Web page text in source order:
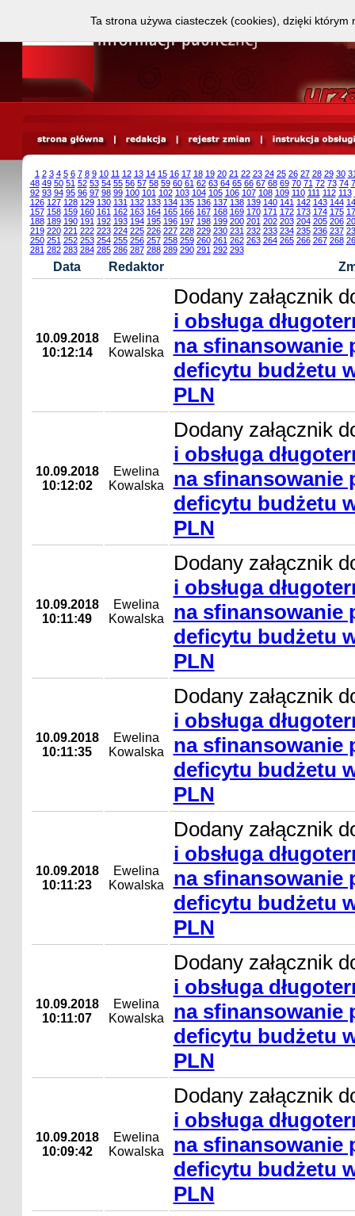
1 2 3 4 5 6 7 8 9 10 11 12 13 14 15 16 17 18 19 20 21 22 23 24 25 26 27 28 29 30
48 49 50 51 52 53 54 55 56 57 58 59 60 61 62 63 64 65 66 67 68 69 70 71 72 73 74
92 93 94 95 96 97 98 99 100 101 102 103 104 105 106 107 108 109 110 111 112 113
126 127 128 129 130 131 132 133 134 135 136 137 138 139 140 141 142 143 144
157 158 159 160 161 162 163 164 165 166 167 168 169 170 171 172 173 174 175
188 189 190 191 192 193 194 195 196 197 198 199 200 201 202 203 204 205 206
219 220 221 222 223 224 225 226 227 228 229 230 231 232 233 234 235 236 237
250 251 252 253 254 255 256 257 258 259 260 261 262 263 264 265 266 267 268
281 282 283 284 285 286 287 288 289 290 291 292 293
Data Redaktor
10.09.2018
10:12:14
Ewelina
Kowalska
Dodany załącznik
i obsługa
na sfinansowanie
deficytu budżetu
PLN
10.09.2018
10:12:02
Ewelina
Kowalska
Dodany załącznik
i obsługa
na sfinansowanie
deficytu budżetu
PLN
10.09.2018
10:11:49
Ewelina
Kowalska
Dodany załącznik
i obsługa
na sfinansowanie
deficytu budżetu
PLN
10.09.2018
10:11:35
Ewelina
Kowalska
Dodany załącznik
i obsługa
na sfinansowanie
deficytu budżetu
PLN
10.09.2018
10:11:23
Ewelina
Kowalska
Dodany załącznik
i obsługa
na sfinansowanie
deficytu budżetu
PLN
10.09.2018
10:11:07
Ewelina
Kowalska
Dodany załącznik
i obsługa
na sfinansowanie
deficytu budżetu
PLN
10.09.2018
10:09:42
Ewelina
Kowalska
Dodany załącznik
i obsługa
na sfinansowanie
deficytu budżetu
PLN
Ta strona używa ciasteczek (cookies), dzięki którym